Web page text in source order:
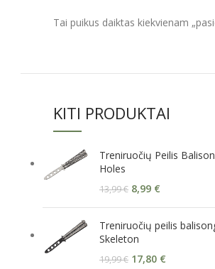
Tai puikus daiktas kiekvienam
KITI PRODUKTAI
Treniruočių Peilis
Holes
13,99€ 8,99 €
Treniruočių peilis
Skeleton
19,99€ 17,80 €